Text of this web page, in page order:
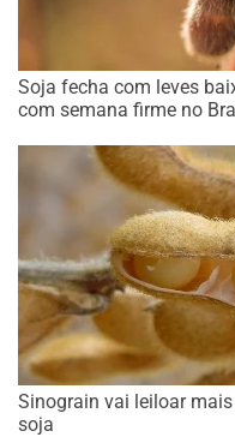
Soja fecha com leves
com semana firme no
Sinograin vai leiloar
soja